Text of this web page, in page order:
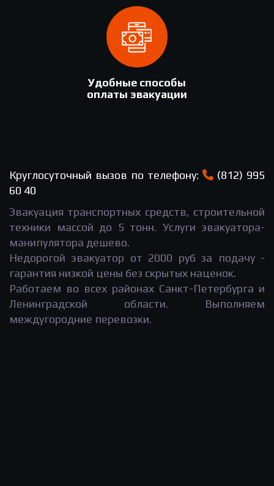
Удобные способы
оплаты эвакуации
Круглосуточный вызов по телефону:
(812) 995
60 40
Эвакуация транспортных средств, строительной
техники массой до 5 тонн. Услуги эвакуатора-
манипулятора дешево.
Недорогой эвакуатор от 2000 руб за подачу -
гарантия низкой цены без скрытых наценок.
Работаем во всех районах Санкт-Петербурга и
Ленинградской области. Выполняем
междугородние перевозки.